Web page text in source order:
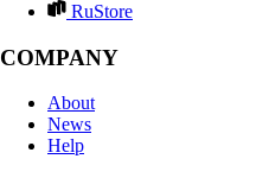
RuStore
COMPANY
About
News
Help